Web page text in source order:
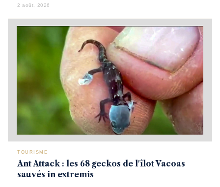
2 août, 2026
TOURISME
Ant Attack : les 68 geckos de l'îlot Vacoas
sauvés in extremis